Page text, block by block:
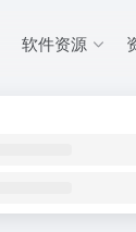
软件资源